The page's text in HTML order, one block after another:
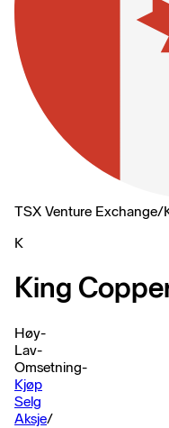
TSX Venture Exchange/
K
King
Høy-
Lav-
Omsetning-
Kjøp
Selg
Aksje/